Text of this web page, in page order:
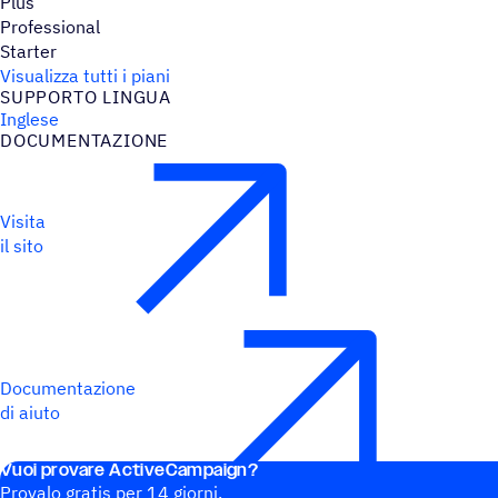
Professional
Starter
Visualizza tutti i piani
SUPPORTO LINGUA
Inglese
DOCU­MEN­TA­ZIONE
Visita
il sito
Documentazione
di aiuto
Vuoi provare ActiveCampaign?
Provalo gratis per 14 giorni.